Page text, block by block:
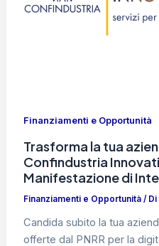
Finanziamenti e Opportunità
Trasforma la tua
Confindustria
Manifestazione di
Finanziamenti e Opportunità / Di
Candida subito la tua
offerte dal PNRR per la